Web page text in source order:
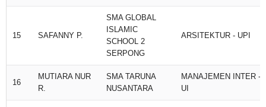
15 SAFANNY P.
SMA GLOBAL
ISLAMIC
SCHOOL 2
SERPONG
ARSITEKTUR - UPI
16
MUTIARA NUR
R.
SMA TARUNA
NUSANTARA
MANAJEMEN INTER -
UI